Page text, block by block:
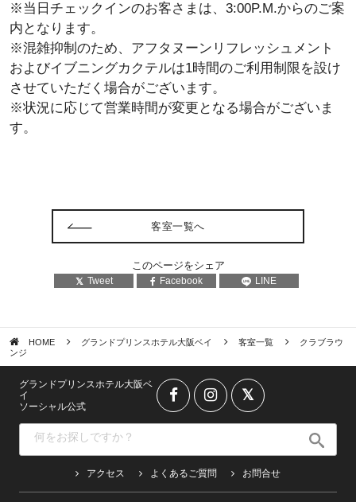
※当日チェックインのお客さまは、3:00P.M.からのご案
内となります。
※混雑抑制のため、アフタヌーンリフレッシュメント
およびイブニングカクテルは1時間のご利用制限を設け
させていただく場合がございます。
※状況に応じて営業時間が変更となる場合がございま
す。
客室一覧へ
このページをシェア
Tweet Facebook LINE
HOME グランドプリンスホテル大阪ベイ 客室一覧
クラブラウ
ンジ
グランドプリンスホテル大阪ベ
イ
ソーシャル公式
アクセス よくあるご質問 お問合せ